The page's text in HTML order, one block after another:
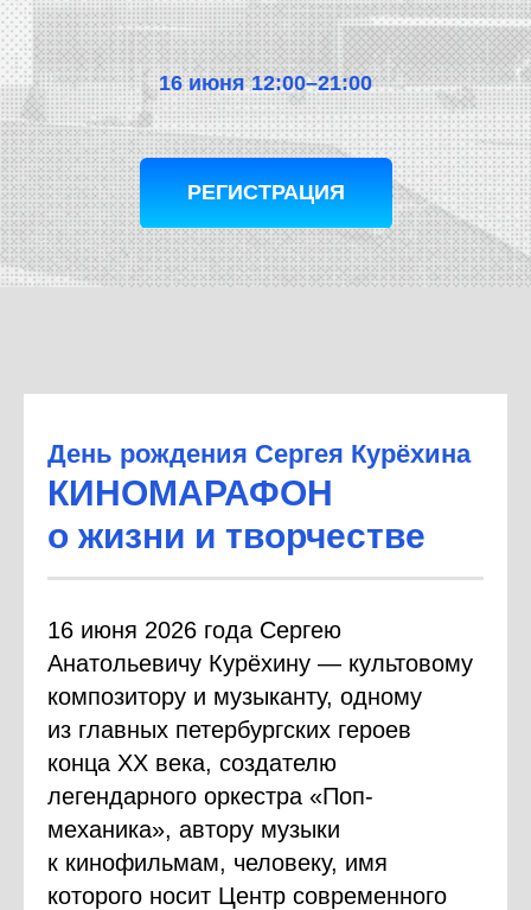
16 июня 12:00–21:00
РЕГИСТРАЦИЯ
День рождения Сергея Курёхина
КИНОМАРАФОН
о жизни и творчестве
16 июня 2026 года Сергею
Анатольевичу Курёхину — культовому
композитору и музыканту, одному
из главных петербургских героев
конца XX века, создателю
легендарного оркестра «Поп-
механика», автору музыки
к кинофильмам, человеку, имя
которого носит Центр современного